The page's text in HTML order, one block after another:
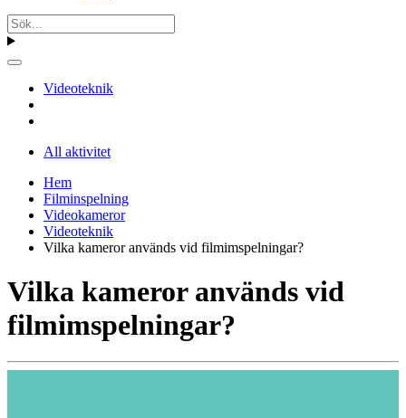
Videoteknik
All aktivitet
Hem
Filminspelning
Videokameror
Videoteknik
Vilka kameror används vid filmimspelningar?
Vilka kameror används vid
filmimspelningar?